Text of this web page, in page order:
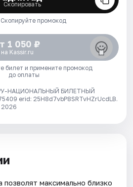
Скопировать
промокод
1 050 ₽
на Kassir.ru
билет и примените промокод
до оплаты
НАЦИОНАЛЬНЫЙ БИЛЕТНЫЙ
erid: 25H8d7vbP8SRTvHZrUcdLB.
2026
максимально близко